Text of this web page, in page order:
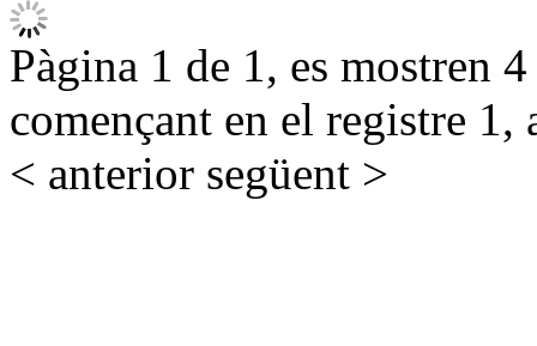
Pàgina 1 de 1, es mostren
començant en el registre 1,
< anterior següent >